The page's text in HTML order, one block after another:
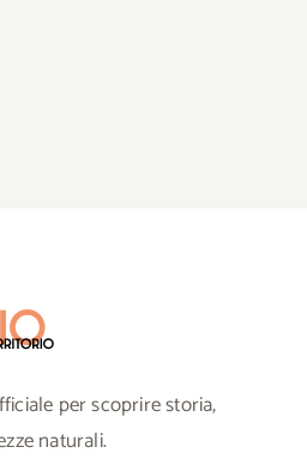
per scoprire storia,
naturali.